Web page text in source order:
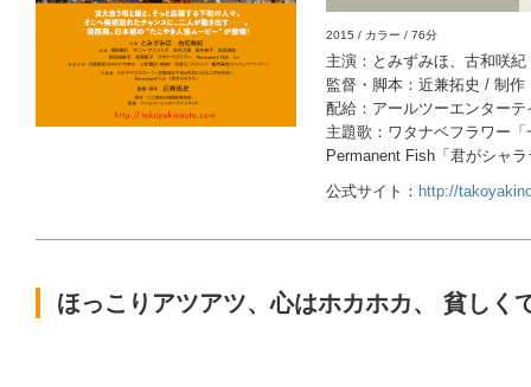
2015 / カラー / 76分
主演：とみずみほ、古和咲
監督・脚本：近兼拓史 / 制
配給：アールツーエンター
主題歌：ワタナベフラワー
Permanent Fish「君がシャラ
公式サイト： http://
ほっこりアツアツ、心はホカホカ、 貧しく